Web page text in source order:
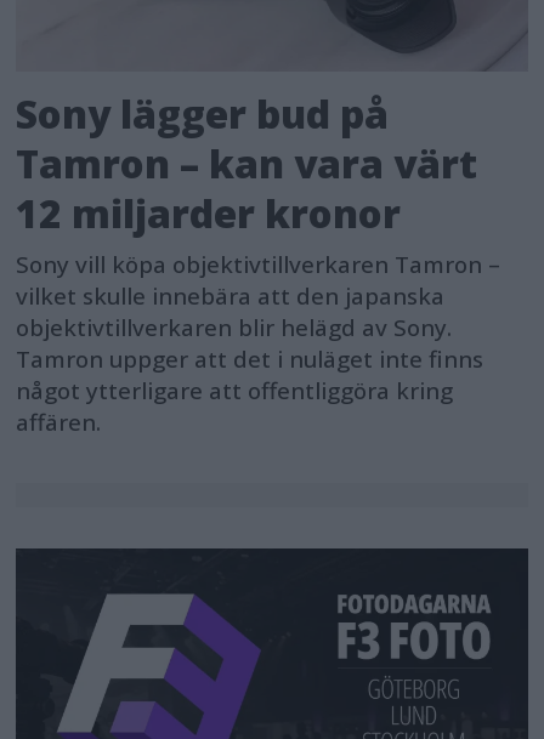
Sony lägger bud på
Tamron – kan vara värt
12 miljarder kronor
Sony vill köpa objektivtillverkaren Tamron –
vilket skulle innebära att den japanska
objektivtillverkaren blir helägd av Sony.
Tamron uppger att det i nuläget inte finns
något ytterligare att offentliggöra kring
affären.